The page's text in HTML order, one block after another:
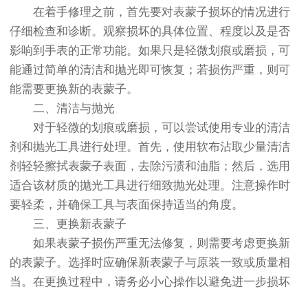
在着手修理之前，首先要对表蒙子损坏的情况进行
仔细检查和诊断。观察损坏的具体位置、程度以及是否
影响到手表的正常功能。如果只是轻微划痕或磨损，可
能通过简单的清洁和抛光即可恢复；若损伤严重，则可
能需要更换新的表蒙子。
二、清洁与抛光
对于轻微的划痕或磨损，可以尝试使用专业的清洁
剂和抛光工具进行处理。首先，使用软布沾取少量清洁
剂轻轻擦拭表蒙子表面，去除污渍和油脂；然后，选用
适合该材质的抛光工具进行细致抛光处理。注意操作时
要轻柔，并确保工具与表面保持适当的角度。
三、更换新表蒙子
如果表蒙子损伤严重无法修复，则需要考虑更换新
的表蒙子。选择时应确保新表蒙子与原装一致或质量相
当。在更换过程中，请务必小心操作以避免进一步损坏